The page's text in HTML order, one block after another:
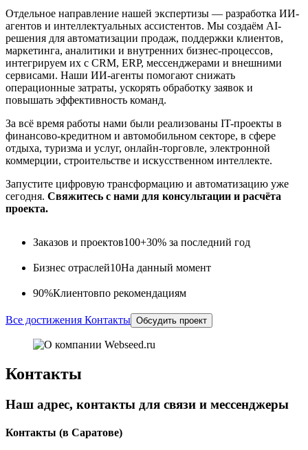
Отдельное направление нашей экспертизы — разработка ИИ-
агентов и интеллектуальных ассистентов. Мы создаём AI-
решения для автоматизации продаж, поддержки клиентов,
маркетинга, аналитики и внутренних бизнес-процессов,
интегрируем их с CRM, ERP, мессенджерами и внешними
сервисами. Наши ИИ-агенты помогают снижать
операционные затраты, ускорять обработку заявок и
повышать эффективность команд.
За всё время работы нами были реализованы IT-проекты в
финансово-кредитном и автомобильном секторе, в сфере
отдыха, туризма и услуг, онлайн-торговле, электронной
коммерции, строительстве и искусственном интеллекте.
Запустите цифровую трансформацию и автоматизацию уже
сегодня. Свяжитесь с нами для консультации и расчёта
проекта.
Заказов и проектов100+30% за последний год
Бизнес отраслей10На данный момент
90%Клиентовпо рекомендациям
Все достижения Контакты Обсудить проект
Контакты
Наш адрес, контакты для связи и мессенджеры
Контакты (в Саратове)